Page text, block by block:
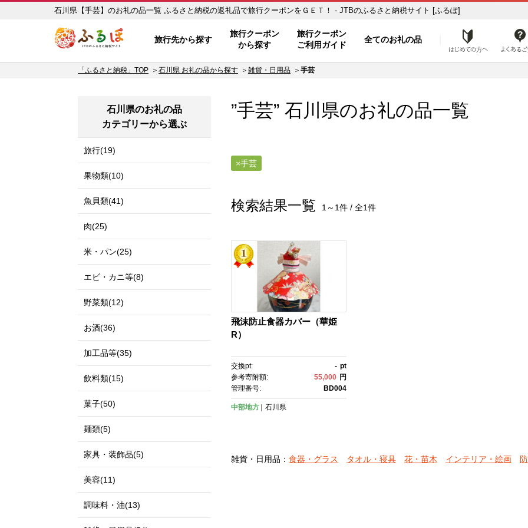
石川県【手芸】のお礼の品一覧 ふるさと納税の返礼品で旅行クーポンをＧＥＴ！ - JTBのふるさと納税サイト [ふるぽ]
旅行先から探す
旅行クーポン
から探す
旅行クーポン
ご利用ガイド
全てのお礼の品 はじめ
「ふるさと納税」TOP 石川県 お礼の品から探す 雑貨・日用品 手芸
”手芸” 石川県のお礼の品一覧
手芸
検索結果一覧 1～1件 / 全1件
飛沫防止食器カバー（華姫
R）
交換pt: - pt
参考寄附額:
55,000 円
管理番号:
BD004
中部地方 石川県
雑貨・日用品： 食器・グラス タオル・寝具 花・苗木 インテリア・絵画
石川県のお礼の品
カテゴリーから選ぶ
旅行(19)
果物類(10)
魚貝類(41)
肉(25)
米・パン(25)
エビ・カニ等(8)
野菜類(12)
お酒(36)
加工品等(35)
飲料類(15)
菓子(50)
麺類(5)
家具・装飾品(5)
美容(11)
調味料・油(13)